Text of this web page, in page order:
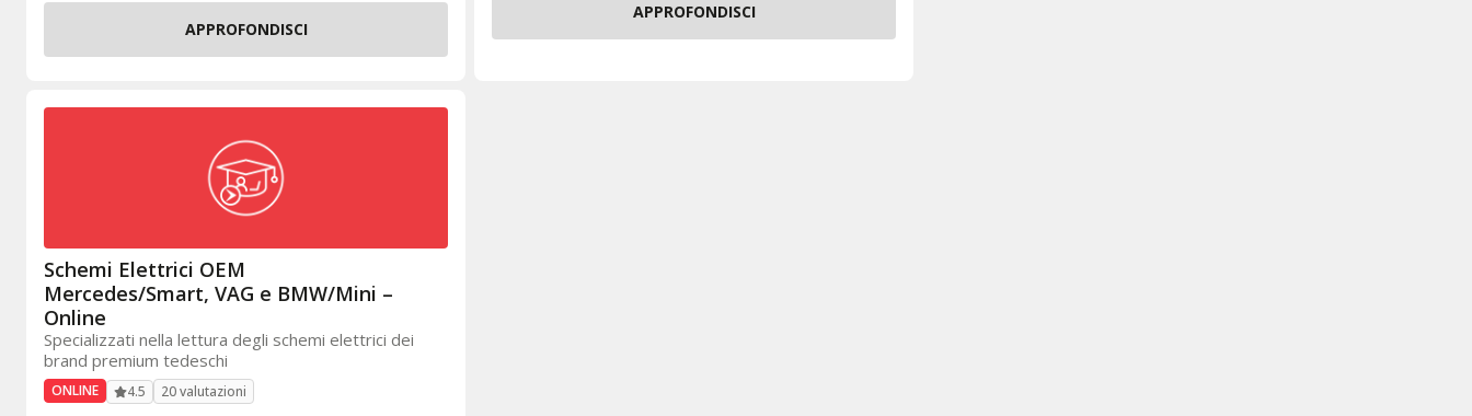
APPROFONDISCI
APPROFONDISCI
Schemi Elettrici OEM
Mercedes/Smart, VAG e BMW/Mini –
Online
Specializzati nella lettura degli schemi elettrici dei
brand premium tedeschi
ONLINE 4.5 20 valutazioni